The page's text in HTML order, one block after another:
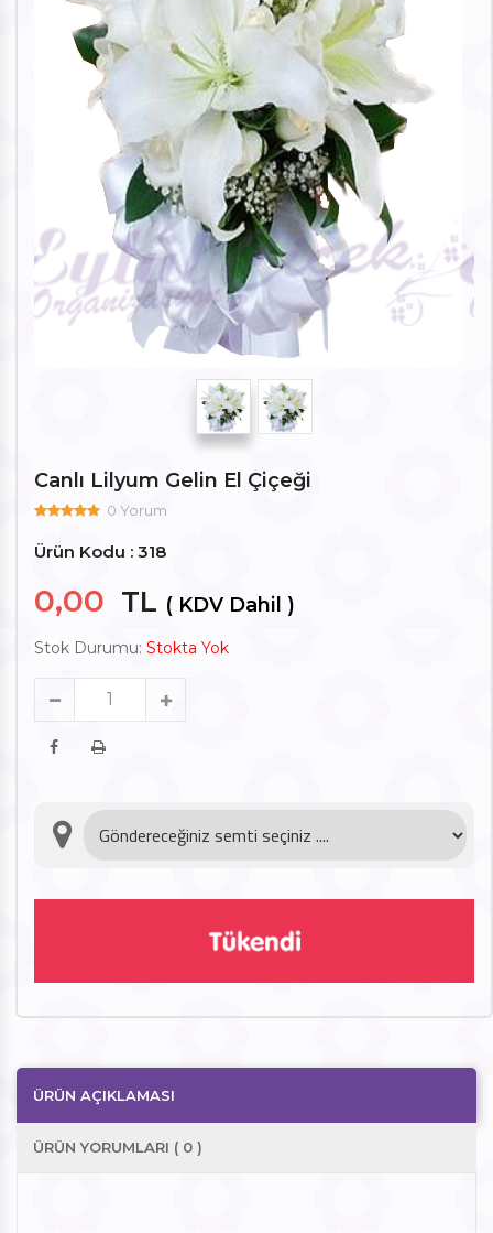
Canlı Lilyum Gelin El Çiçeği
0 Yorum
Ürün Kodu : 318
0,00 TL ( KDV Dahil )
Stok Durumu: Stokta Yok
ÜRÜN AÇIKLAMASI
ÜRÜN YORUMLARI ( 0 )